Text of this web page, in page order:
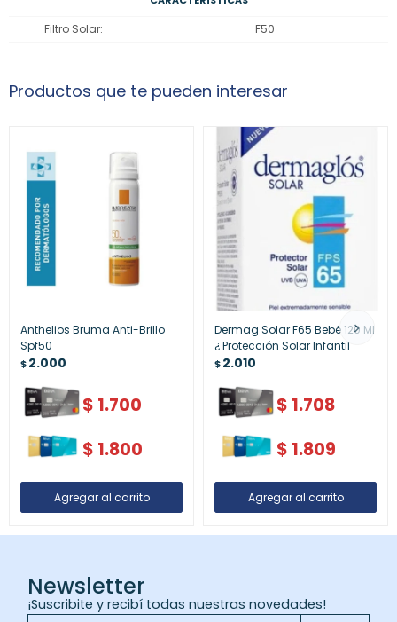
Filtro Solar F50
Productos que te pueden interesar
Anthelios Bruma Anti-Brillo
Spf50
$2.000
$ 1.700
$ 1.800
Dermag Solar F65 Bebé 120 Ml
¿ Protección Solar Infantil
$2.010
$ 1.708
$ 1.809
Newsletter
¡Suscribite y recibí todas nuestras novedades!